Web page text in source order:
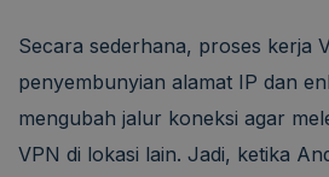
Secara sederhana, proses kerja
penyembunyian alamat IP dan
mengubah jalur koneksi agar
VPN di lokasi lain. Jadi, ketika